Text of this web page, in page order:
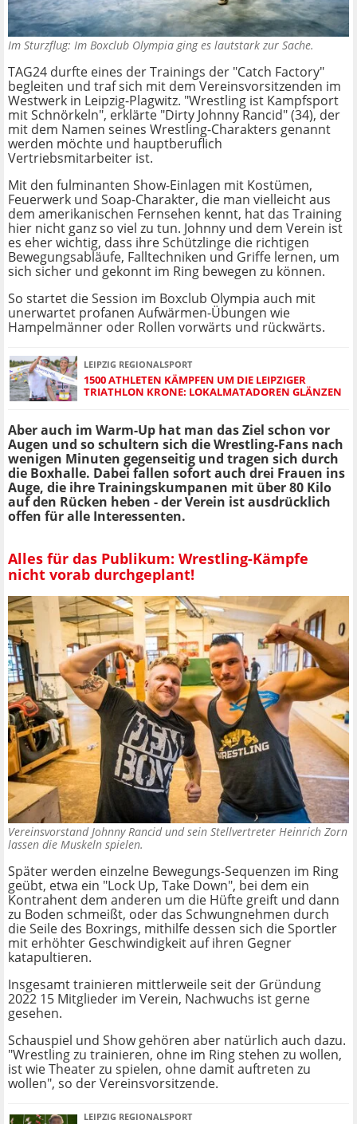
Im Sturzflug: Im Boxclub Olympia ging es lautstark zur Sache.
TAG24 durfte eines der Trainings der "Catch Factory"
begleiten und traf sich mit dem Vereinsvorsitzenden im
Westwerk in Leipzig-Plagwitz. "Wrestling ist Kampfsport
mit Schnörkeln", erklärte "Dirty Johnny Rancid" (34), der
mit dem Namen seines Wrestling-Charakters genannt
werden möchte und hauptberuflich
Vertriebsmitarbeiter ist.
Mit den fulminanten Show-Einlagen mit Kostümen,
Feuerwerk und Soap-Charakter, die man vielleicht aus
dem amerikanischen Fernsehen kennt, hat das Training
hier nicht ganz so viel zu tun. Johnny und dem Verein ist
es eher wichtig, dass ihre Schützlinge die richtigen
Bewegungsabläufe, Falltechniken und Griffe lernen, um
sich sicher und gekonnt im Ring bewegen zu können.
So startet die Session im Boxclub Olympia auch mit
unerwartet profanen Aufwärmen-Übungen wie
Hampelmänner oder Rollen vorwärts und rückwärts.
LEIPZIG REGIONALSPORT
1500 ATHLETEN KÄMPFEN UM DIE LEIPZIGER
TRIATHLON KRONE: LOKALMATADOREN GLÄNZEN
Aber auch im Warm-Up hat man das Ziel schon vor
Augen und so schultern sich die Wrestling-Fans nach
wenigen Minuten gegenseitig und tragen sich durch
die Boxhalle. Dabei fallen sofort auch drei Frauen ins
Auge, die ihre Trainingskumpanen mit über 80 Kilo
auf den Rücken heben - der Verein ist ausdrücklich
offen für alle Interessenten.
Alles für das Publikum: Wrestling-Kämpfe
nicht vorab durchgeplant!
Vereinsvorstand Johnny Rancid und sein Stellvertreter Heinrich Zorn
lassen die Muskeln spielen.
Später werden einzelne Bewegungs-Sequenzen im Ring
geübt, etwa ein "Lock Up, Take Down", bei dem ein
Kontrahent dem anderen um die Hüfte greift und dann
zu Boden schmeißt, oder das Schwungnehmen durch
die Seile des Boxrings, mithilfe dessen sich die Sportler
mit erhöhter Geschwindigkeit auf ihren Gegner
katapultieren.
Insgesamt trainieren mittlerweile seit der Gründung
2022 15 Mitglieder im Verein, Nachwuchs ist gerne
gesehen.
Schauspiel und Show gehören aber natürlich auch dazu.
"Wrestling zu trainieren, ohne im Ring stehen zu wollen,
ist wie Theater zu spielen, ohne damit auftreten zu
wollen", so der Vereinsvorsitzende.
LEIPZIG REGIONALSPORT